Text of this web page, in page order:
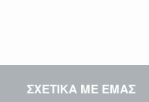
ΣΧΕΤΙΚΑ ΜΕ ΕΜΑΣ